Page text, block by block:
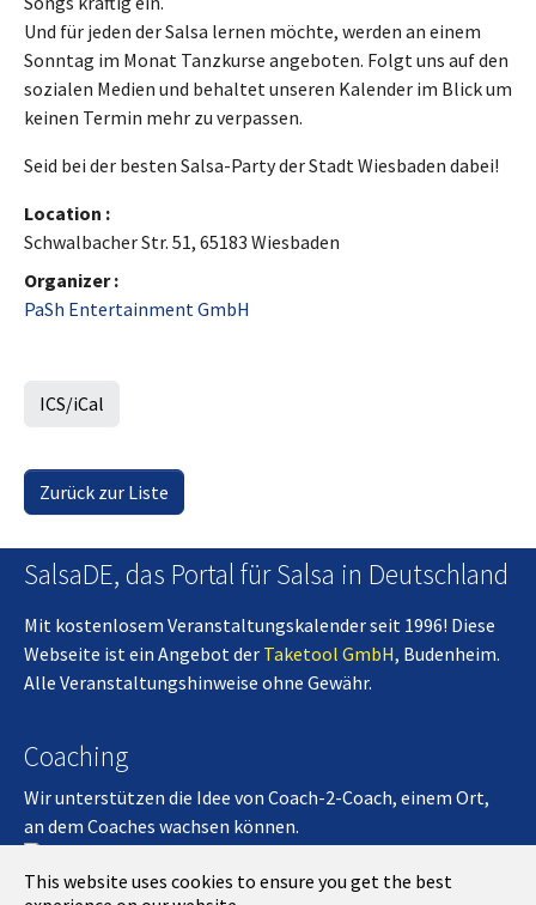
This website uses cookies to ensure you get the best
Und für jeden der Salsa lernen möchte, werden an einem
Sonntag im Monat Tanzkurse angeboten. Folgt uns auf den
sozialen Medien und behaltet unseren Kalender im Blick um
keinen Termin mehr zu verpassen.
Seid bei der besten Salsa-Party der Stadt Wiesbaden dabei!
Location :
Schwalbacher Str. 51, 65183 Wiesbaden
Organizer :
PaSh Entertainment GmbH
ICS/iCal
Zurück zur Liste
SalsaDE, das Portal für Salsa in Deutschland
Mit kostenlosem Veranstaltungskalender seit 1996! Diese
Webseite ist ein Angebot der Taketool GmbH, Budenheim.
Alle Veranstaltungshinweise ohne Gewähr.
Coaching
Wir unterstützen die Idee von Coach-2-Coach, einem Ort,
an dem Coaches wachsen können.